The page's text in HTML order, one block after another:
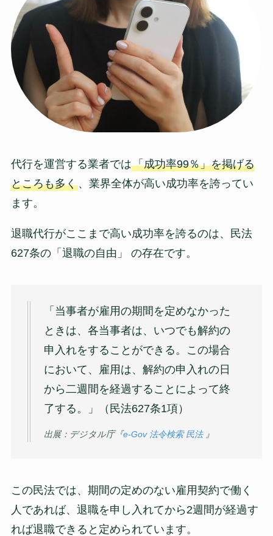
代行を運営する業者では「成功率99％」を掲げる
ところも多く、業界全体が高い成功率を誇ってい
ます。
退職代行がここまで高い成功率を誇るのは、民法
627条の「退職の自由」 の存在です。
「当事者が雇用の期間を定めなかった
ときは、各当事者は、いつでも解約の
申入れをすることができる。この場合
において、雇用は、解約の申入れの日
から二週間を経過することによって終
了する。」（民法627条1項）
出展：デジタル庁『e-Gov 法令検索 民法』
この民法では、期間の定めのない雇用契約で働く
人であれば、退職を申し入れてから2週間が経過す
れば退職できると定められています。